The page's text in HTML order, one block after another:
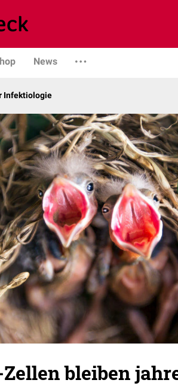
News
Infektiologie
bleiben